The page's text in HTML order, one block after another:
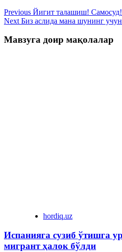
Previous Йигит талашиш!
Next Биз аслида мана шунинг
Мавзуга доир мақолалар
hordiq.uz
Испанияга сузиб ўтишга
мигрант ҳалок бўлди